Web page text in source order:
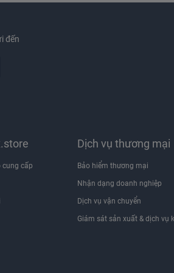
đến
cung cấp
Dịch vụ thương mại
Bảo hiểm thương mại
Nhận dạng doanh nghiệp
Dịch vụ vận chuyển
Giám sát sản xuất & dịch vụ